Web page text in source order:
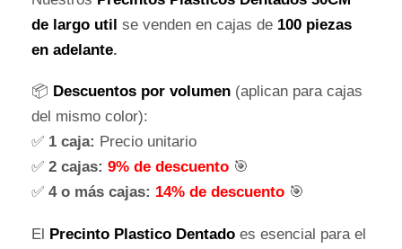
de largo util se venden en cajas de 100 piezas
en adelante.
📦 Descuentos por volumen (aplican para cajas
del mismo color):
✅ 1 caja: Precio unitario
✅ 2 cajas: 9% de descuento 🎯
✅ 4 o más cajas: 14% de descuento 🎯
El Precinto Plastico Dentado es esencial para el